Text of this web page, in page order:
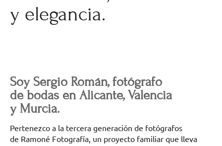
y elegancia.
Soy Sergio Román, fotógrafo
de bodas en Alicante, Valencia
y Murcia.
Pertenezco a la tercera generación de fotógrafos
de Ramoné Fotografía, un proyecto familiar que lleva